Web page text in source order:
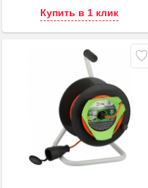
Купить в 1 клик